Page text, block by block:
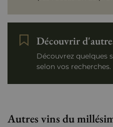
Découvrir
Découvrez quelques
selon vos recherches.
Autres vins du